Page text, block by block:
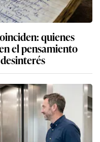
quienes
el pensamiento